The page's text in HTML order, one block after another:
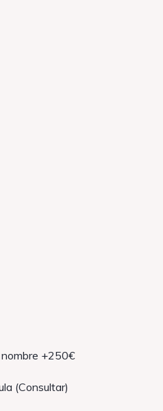
+250€
(Consultar)